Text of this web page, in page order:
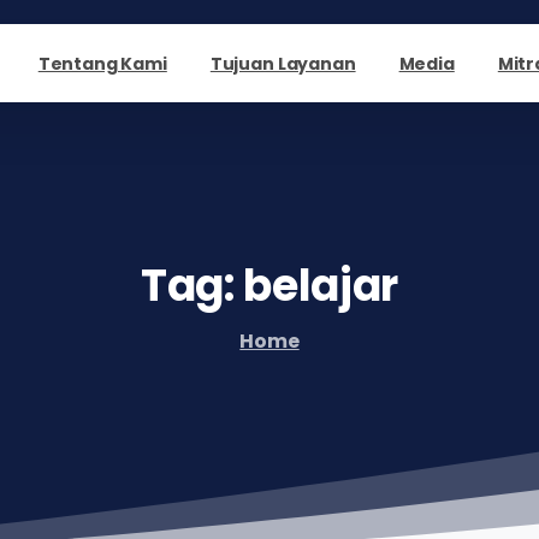
Tentang Kami Tujuan Layanan Media
Tag:belajar
Home